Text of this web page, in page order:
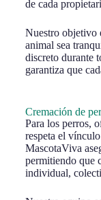
de cada
Nuestro objetivo
animal sea
discreto durante
garantiza que
Cremación de
Para los perros,
respeta el
MascotaViva
permitiendo que
individual,